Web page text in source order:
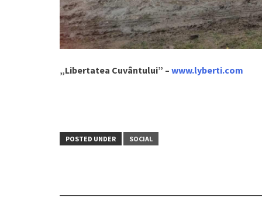
„Libertatea Cuvântului” – www.lyberti.com
POSTED UNDER SOCIAL